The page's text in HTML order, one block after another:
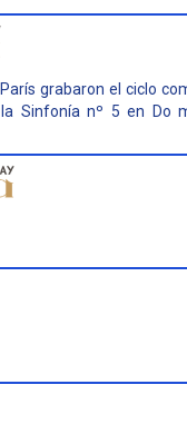
grabaron el ciclo
Sinfonía nº 5 en Do